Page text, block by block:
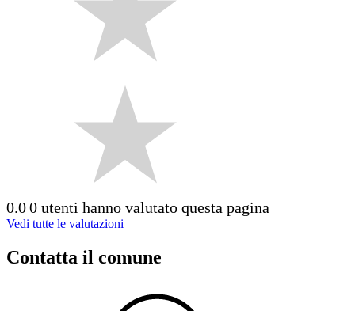
0.00 utenti hanno valutato questa pagina
Vedi tutte le valutazioni
Contatta il comune